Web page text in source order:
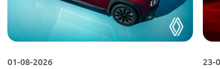
01-08-2026 23-